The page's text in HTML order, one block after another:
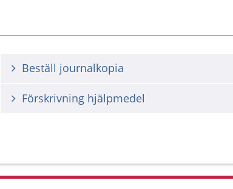
Beställ journalkopia
Förskrivning hjälpmedel